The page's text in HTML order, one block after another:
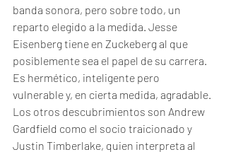
banda sonora, pero sobre todo, un
reparto elegido a la medida. Jesse
Eisenberg tiene en Zuckeberg al que
posiblemente sea el papel de su carrera.
Es hermético, inteligente pero
vulnerable y, en cierta medida, agradable.
Los otros descubrimientos son Andrew
Gardfield como el socio traicionado y
Justin Timberlake, quien interpreta al